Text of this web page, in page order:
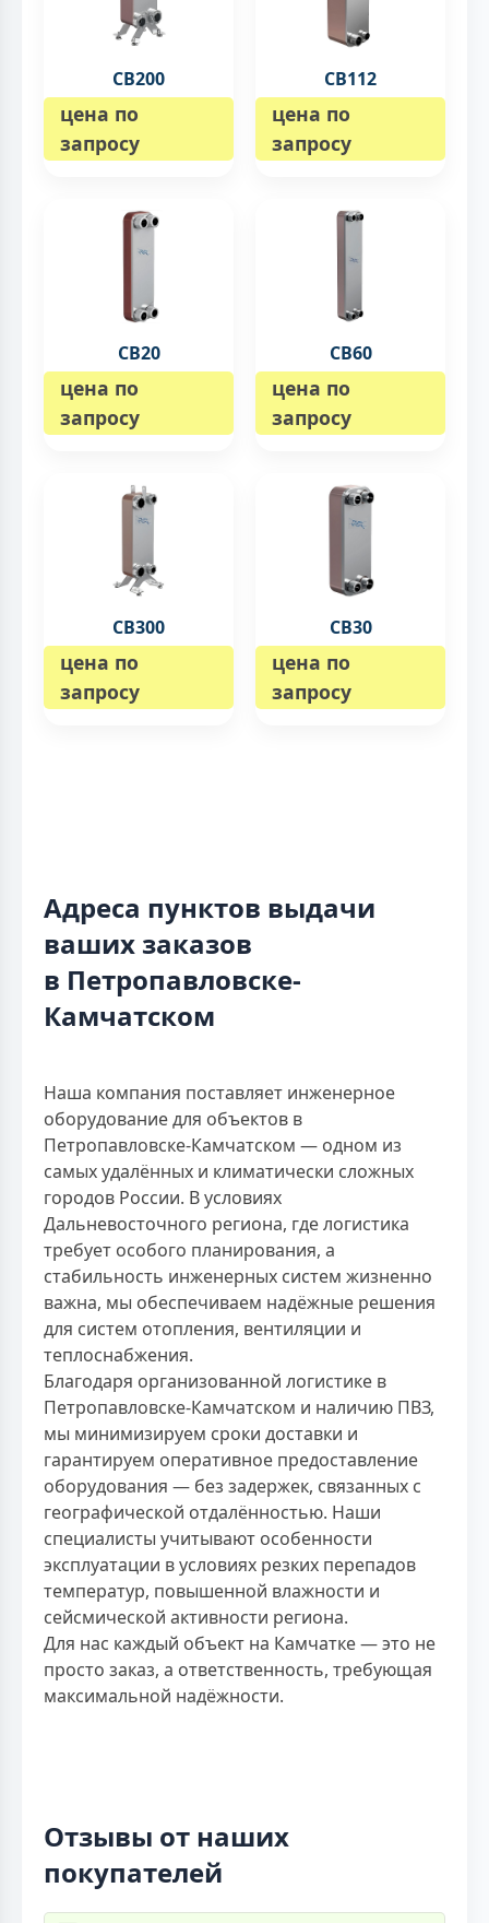
CB200
цена по
запросу
CB112
цена по
запросу
CB20
цена по
запросу
CB60
цена по
запросу
CB300
цена по
запросу
CB30
цена по
запросу
Адреса пунктов выдачи
ваших заказов
в Петропавловске-
Камчатском
Наша компания поставляет инженерное
оборудование для объектов в
Петропавловске-Камчатском — одном из
самых удалённых и климатически сложных
городов России. В условиях
Дальневосточного региона, где логистика
требует особого планирования, а
стабильность инженерных систем жизненно
важна, мы обеспечиваем надёжные решения
для систем отопления, вентиляции и
теплоснабжения.
Благодаря организованной логистике в
Петропавловске-Камчатском и наличию ПВЗ,
мы минимизируем сроки доставки и
гарантируем оперативное предоставление
оборудования — без задержек, связанных с
географической отдалённостью. Наши
специалисты учитывают особенности
эксплуатации в условиях резких перепадов
температур, повышенной влажности и
сейсмической активности региона.
Для нас каждый объект на Камчатке — это не
просто заказ, а ответственность, требующая
максимальной надёжности.
Отзывы от наших
покупателей